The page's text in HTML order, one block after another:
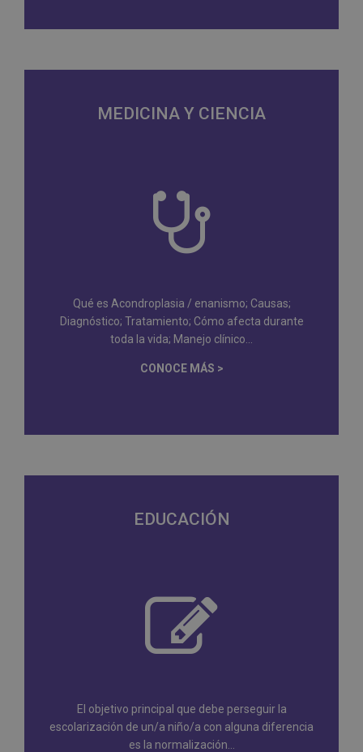
MEDICINA Y CIENCIA
Qué es Acondroplasia / enanismo; Causas;
Diagnóstico; Tratamiento; Cómo afecta durante
toda la vida; Manejo clínico...
CONOCE MÁS >
EDUCACIÓN
El objetivo principal que debe perseguir la
escolarización de un/a niño/a con alguna diferencia
es la normalización...